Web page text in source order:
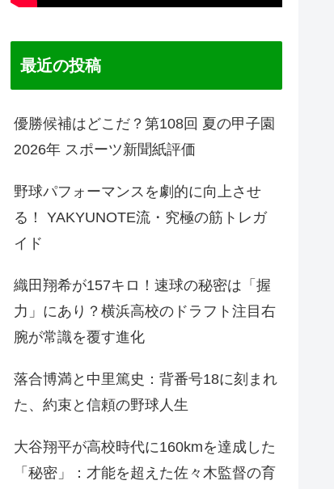
最近の投稿
優勝候補はどこだ？第108回 夏の甲子園
2026年 スポーツ新聞紙評価
野球パフォーマンスを劇的に向上させ
る！ YAKYUNOTE流・究極の筋トレガ
イド
織田翔希が157キロ！速球の秘密は「握
力」にあり？横浜高校のドラフト注目右
腕が常識を覆す進化
落合博満と中里篤史：背番号18に刻まれ
た、約束と信頼の野球人生
大谷翔平が高校時代に160kmを達成した
「秘密」：才能を超えた佐々木監督の育